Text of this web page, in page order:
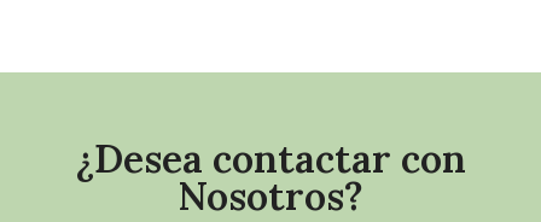
¿Desea contactar con
Nosotros?